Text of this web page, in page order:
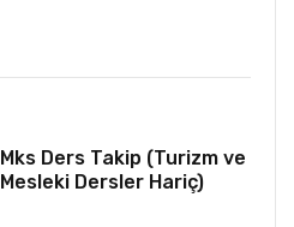
Mks Ders Takip (Turizm ve
Mesleki Dersler Hariç)